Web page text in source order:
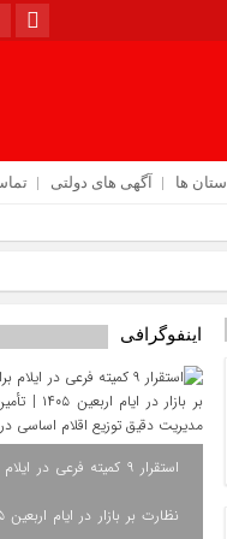
استان ها آگهی های دولتی
اینفوگرافی
استقرار ۹ کمیته فرعی